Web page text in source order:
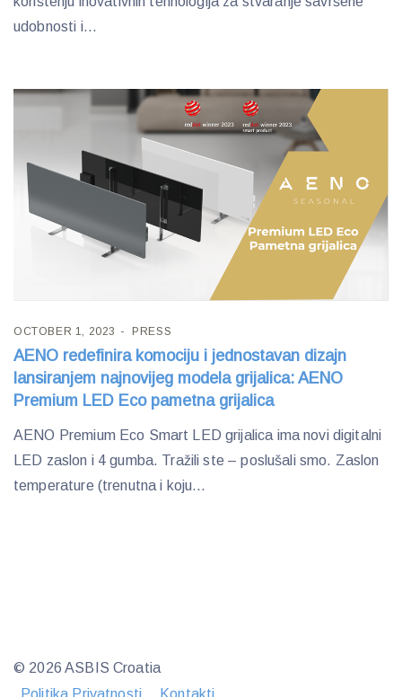
udobnosti i...
OCTOBER 1, 2023 PRESS
AENO redefinira komociju i jednostavan dizajn
lansiranjem najnovijeg modela grijalica: AENO
Premium LED Eco pametna grijalica
AENO Premium Eco Smart LED grijalica ima novi digitalni
LED zaslon i 4 gumba. Tražili ste – poslušali smo. Zaslon
temperature (trenutna i koju...
© 2026 ASBIS Croatia